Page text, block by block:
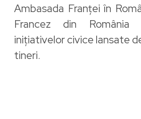
Ambasada Franței în
Francez din România
inițiativelor civice lansate
tineri.